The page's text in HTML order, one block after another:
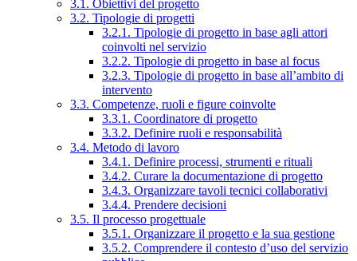
3.1. Obiettivi del progetto
3.2. Tipologie di progetti
3.2.1. Tipologie di progetto in base agli attori
coinvolti nel servizio
3.2.2. Tipologie di progetto in base al focus
3.2.3. Tipologie di progetto in base all’ambito di
intervento
3.3. Competenze, ruoli e figure coinvolte
3.3.1. Coordinatore di progetto
3.3.2. Definire ruoli e responsabilità
3.4. Metodo di lavoro
3.4.1. Definire processi, strumenti e rituali
3.4.2. Curare la documentazione di progetto
3.4.3. Organizzare tavoli tecnici collaborativi
3.4.4. Prendere decisioni
3.5. Il processo progettuale
3.5.1. Organizzare il progetto e la sua gestione
3.5.2. Comprendere il contesto d’uso del servizio